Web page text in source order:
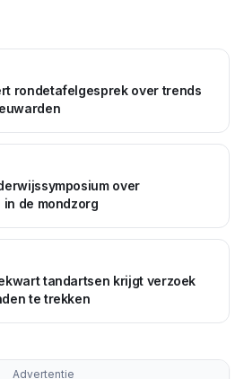
rondetafelgesprek over trends
over
de mondzorg
tandartsen krijgt verzoek
te trekken
Advertentie